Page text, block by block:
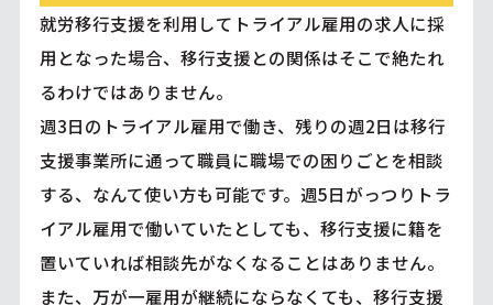
就労移行支援を利用してトライアル雇用の求人に採
用となった場合、移行支援との関係はそこで絶たれ
るわけではありません。
週3日のトライアル雇用で働き、残りの週2日は移行
支援事業所に通って職員に職場での困りごとを相談
する、なんて使い方も可能です。週5日がっつりトラ
イアル雇用で働いていたとしても、移行支援に籍を
置いていれば相談先がなくなることはありません。
また、万が一雇用が継続にならなくても、移行支援